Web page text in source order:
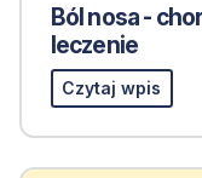
Ból nosa -
leczenie
Czytaj wpis